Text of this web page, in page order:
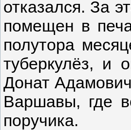
отказался. За
помещен в
полутора
туберкулёз, и
Донат
Варшавы, где
поручика.